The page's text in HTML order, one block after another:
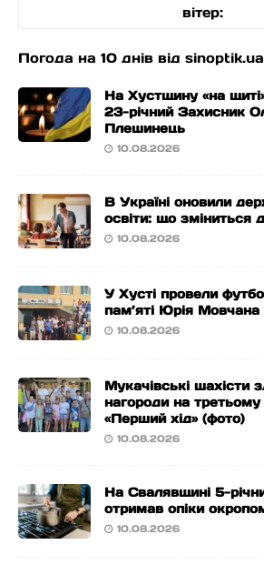
вітер:
Погода на 10 днів від sinoptik.ua
На Хустщину «на
23-річний Захисник
Плешинець
10.08.2026
В Україні оновили
освіти: що зміниться
10.08.2026
У Хусті провели
пам’яті Юрія Мовчана
10.08.2026
Мукачівські шахісти
нагороди на третьому
«Перший хід» (фото)
10.08.2026
На Свалявщині 5-
отримав опіки
10.08.2026